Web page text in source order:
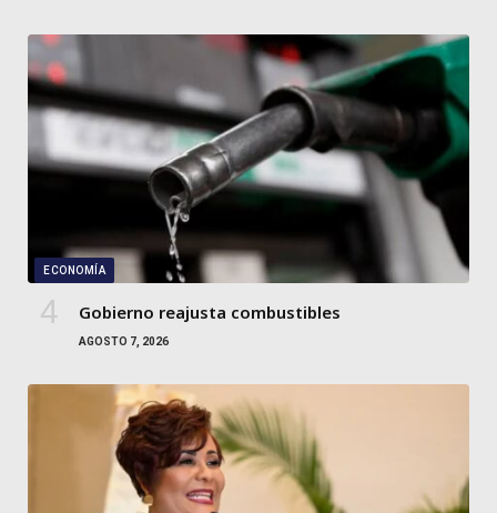
ECONOMÍA
Gobierno reajusta combustibles
AGOSTO 7, 2026